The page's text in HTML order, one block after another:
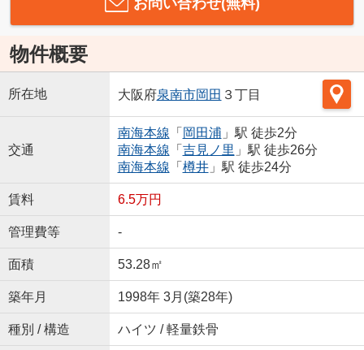
お問い合わせ(無料)
物件概要
所在地 大阪府泉南市岡田 ３丁目
交通
南海本線 「 岡田浦 」駅 徒歩2分
南海本線 「 吉見ノ里 」駅 徒歩26分
南海本線 「 樽井」駅 徒歩24分
賃料 6.5万円
管理費等 -
面積 53.28㎡
築年月 1998年 3月(築28年)
種別 / 構造 ハイツ / 軽量鉄骨